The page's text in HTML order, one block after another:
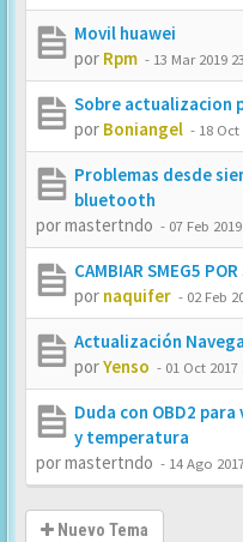
Movil huawei
por Rpm - 13 Mar 2019
Sobre actualizacion
por Boniangel - 18 Oct
Problemas desde
bluetooth
pormastertndo - 07 Feb
CAMBIAR SMEG5 POR
por naquifer - 02 Feb
Actualización
porYenso - 01 Oct 2017
Duda con OBD2
y temperatura
pormastertndo - 14 Ago
Nuevo Tema